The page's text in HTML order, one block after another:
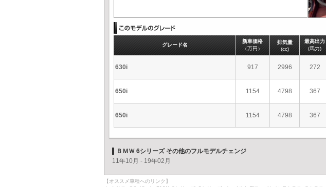
グレード名
新車価格
（万円）
排気量
(cc)
最高出力
(馬力)
630i 917 2996 272
650i 1154 4798 367
650i 1154 4798 367
ＢＭＷ 6シリーズ その他のフルモデルチェンジ
11年10月 - 19年02月
【オススメ車種へのリンク】